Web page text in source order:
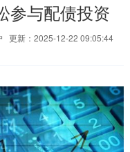
参与配债投资
更新：2025-12-22 09:05:44